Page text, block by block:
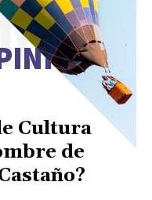
Cultura
de